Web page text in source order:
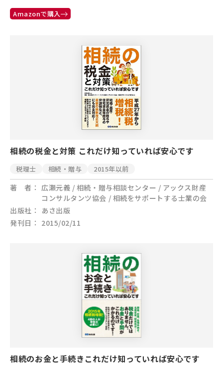
Amazonで購入
相続の税金と対策 これだけ知っていれば安心です
税理士 相続・贈与 2015年以前
著 者
広瀬元義 / 相続・贈与相談センター / アックス財産
コンサルタンツ協会 / 相続をサポートする士業の会
出版社
あさ出版
発刊日
2015/02/11
相続のお金と手続きこれだけ知っていれば安心です